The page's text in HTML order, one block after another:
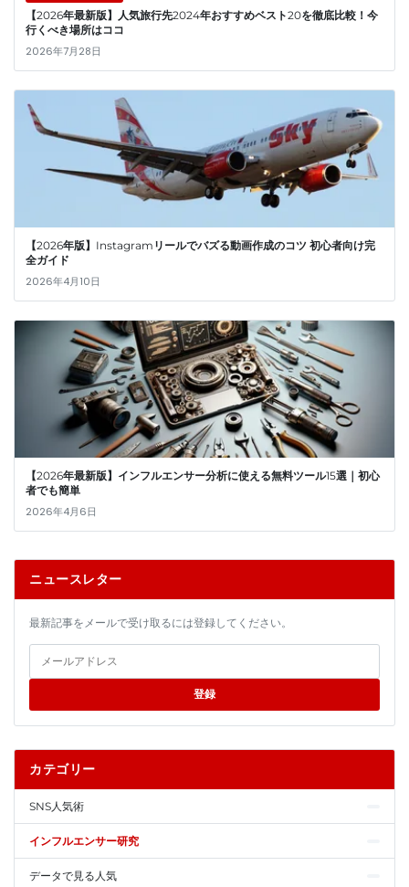
【2026年最新版】人気旅行先2024年おすすめベスト20を徹底比較！今
行くべき場所はココ
2026年7月28日
【2026年版】Instagramリールでバズる動画作成のコツ 初心者向け完
全ガイド
2026年4月10日
【2026年最新版】インフルエンサー分析に使える無料ツール15選｜初心
者でも簡単
2026年4月6日
ニュースレター
最新記事をメールで受け取るには登録してください。
登録
カテゴリー
SNS人気術
インフルエンサー研究
データで見る人気